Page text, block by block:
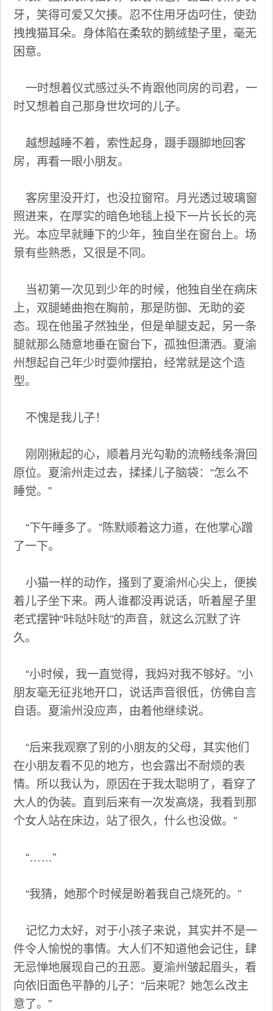
牙，笑得可爱又欠揍。忍不住用牙齿叼住，使劲
拽拽猫耳朵。身体陷在柔软的鹅绒垫子里，毫无
困意。
一时想着仪式感过头不肯跟他同房的司君，一
时又想着自己那身世坎坷的儿子。
越想越睡不着，索性起身，蹑手蹑脚地回客
房，再看一眼小朋友。
客房里没开灯，也没拉窗帘。月光透过玻璃窗
照进来，在厚实的暗色地毯上投下一片长长的亮
光。本应早就睡下的少年，独自坐在窗台上。场
景有些熟悉，又很是不同。
当初第一次见到少年的时候，他独自坐在病床
上，双腿蜷曲抱在胸前，那是防御、无助的姿
态。现在他虽孑然独坐，但是单腿支起，另一条
腿就那么随意地垂在窗台下，孤独但潇洒。夏渝
州想起自己年少时耍帅摆拍，经常就是这个造
型。
不愧是我儿子！
刚刚揪起的心，顺着月光勾勒的流畅线条滑回
原位。夏渝州走过去，揉揉儿子脑袋：“怎么不
睡觉。”
“下午睡多了。”陈默顺着这力道，在他掌心蹭
了一下。
小猫一样的动作，搔到了夏渝州心尖上，便挨
着儿子坐下来。两人谁都没再说话，听着屋子里
老式摆钟“咔哒咔哒”的声音，就这么沉默了许
久。
“小时候，我一直觉得，我妈对我不够好。”小
朋友毫无征兆地开口，说话声音很低，仿佛自言
自语。夏渝州没应声，由着他继续说。
“后来我观察了别的小朋友的父母，其实他们
在小朋友看不见的地方，也会露出不耐烦的表
情。所以我认为，原因在于我太聪明了，看穿了
大人的伪装。直到后来有一次发高烧，我看到那
个女人站在床边，站了很久，什么也没做。”
“……”
“我猜，她那个时候是盼着我自己烧死的。”
记忆力太好，对于小孩子来说，其实并不是一
件令人愉悦的事情。大人们不知道他会记住，肆
无忌惮地展现自己的丑恶。夏渝州皱起眉头，看
向依旧面色平静的儿子：“后来呢？她怎么改主
意了。”